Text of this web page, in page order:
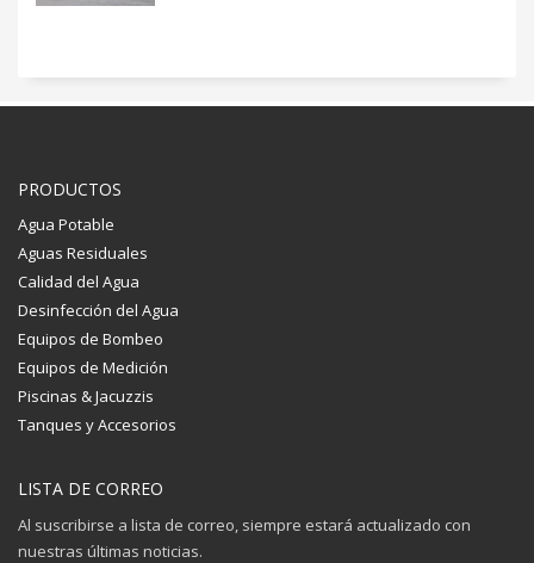
PRODUCTOS
Agua Potable
Aguas Residuales
Calidad del Agua
Desinfección del Agua
Equipos de Bombeo
Equipos de Medición
Piscinas & Jacuzzis
Tanques y Accesorios
LISTA DE CORREO
Al suscribirse a lista de correo, siempre estará actualizado con
nuestras últimas noticias.